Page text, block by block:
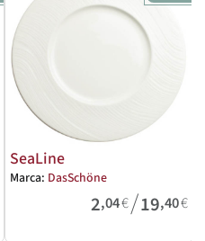
SeaLine
Marca: DasSchöne
2,04€/19,40€